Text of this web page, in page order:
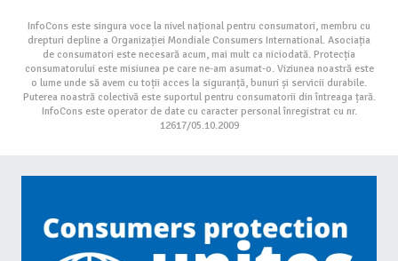
InfoCons este singura voce la nivel național pentru consumatori, membru cu
drepturi depline a Organizației Mondiale Consumers International. Asociația
de consumatori este necesară acum, mai mult ca niciodată. Protecția
consumatorului este misiunea pe care ne-am asumat-o. Viziunea noastră este
o lume unde să avem cu toții acces la siguranță, bunuri și servicii durabile.
Puterea noastră colectivă este suportul pentru consumatorii din întreaga țară.
InfoCons este operator de date cu caracter personal înregistrat cu nr.
12617/05.10.2009